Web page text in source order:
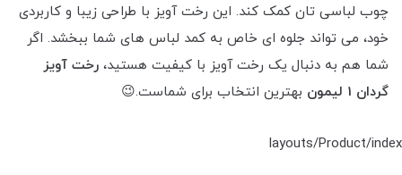
چوب لباسی تان کمک کند. این رخت آویز با طراحی زیبا و کاربردی
خود، می تواند جلوه ای خاص به کمد لباس های شما ببخشد. اگر
شما هم به دنبال یک رخت آویز با کیفیت هستید، رخت آویز
گردان 1 لیمون
بهترین انتخاب برای شماست.😉
layouts/Product/index